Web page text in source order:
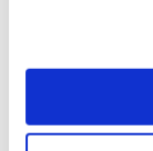
2010 (7)